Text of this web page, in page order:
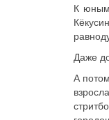
К юным
Даже
А